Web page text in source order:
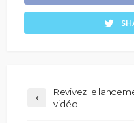
Revivez le
vidéo